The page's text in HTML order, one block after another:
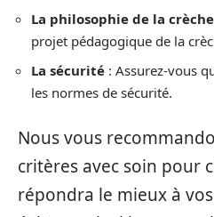
La philosophie de la crèche
projet pédagogique de la
La sécurité : Assurez-vous
les normes de sécurité.
Nous vous
critères avec soin pour
répondra le mieux à